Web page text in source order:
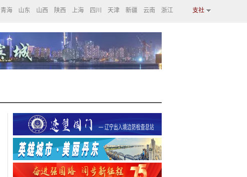
青海 山东 山西 陕西 上海 四川 天津 新疆 云南 浙江 支社